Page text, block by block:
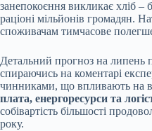
занепокоєння викликає хліб
раціоні мільйонів громадян.
споживачам тимчасове
Детальний прогноз на липень
спираючись на коментарі
чинниками, що впливають на
плата, енергоресурси та
собівартість більшості
року.